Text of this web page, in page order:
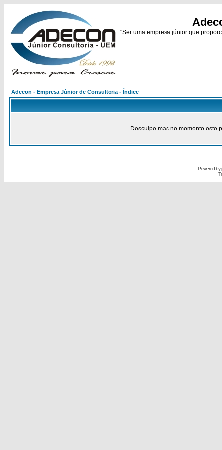
"Ser uma empresa júnior que
Adecon - Empresa Júnior de Consultoria - Índice
Desculpe mas no momento este
Powered by